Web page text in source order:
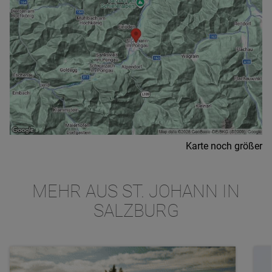
Karte noch größer
MEHR AUS ST. JOHANN IN
SALZBURG